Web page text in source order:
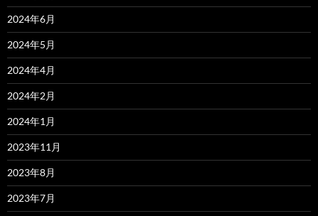
2024年6月
2024年5月
2024年4月
2024年2月
2024年1月
2023年11月
2023年8月
2023年7月